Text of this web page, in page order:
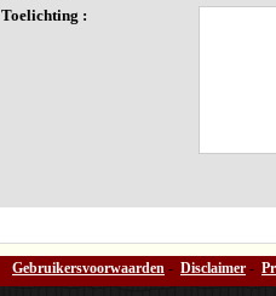
Toelichting :
Gebruikersvoorwaarden - Disclaimer -